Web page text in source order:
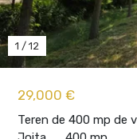
29,000 €
Teren de 400 mp de
1 / 12